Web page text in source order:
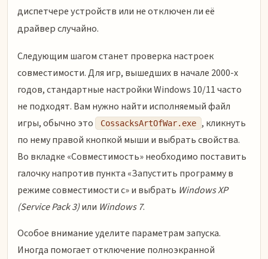
диспетчере устройств или не отключен ли её
драйвер случайно.
Следующим шагом станет проверка настроек
совместимости. Для игр, вышедших в начале 2000-х
годов, стандартные настройки Windows 10/11 часто
не подходят. Вам нужно найти исполняемый файл
игры, обычно это
CossacksArtOfWar.exe
, кликнуть
по нему правой кнопкой мыши и выбрать свойства.
Во вкладке «Совместимость» необходимо поставить
галочку напротив пункта «Запустить программу в
режиме совместимости с» и выбрать Windows XP
(Service Pack 3)или Windows 7.
Особое внимание уделите параметрам запуска.
Иногда помогает отключение полноэкранной